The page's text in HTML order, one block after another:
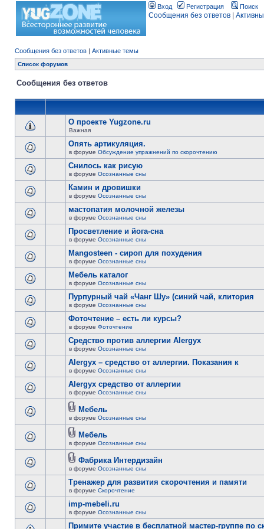
Вход Регистрация Поиск
Сообщения без ответов
Сообщения без ответов | Активные темы
Список форумов
Сообщения без ответов
О проекте Yugzone.ru
Важная
Опять артикуляция.
в форуме Обсуждение упражнений по скорочтению
Снилось как рисую
в форуме Осознанные сны
Камин и дровишки
в форуме Осознанные сны
мастопатия молочной железы
в форуме Осознанные сны
Просветление и йога-сна
в форуме Осознанные сны
Mangosteen - сироп для похудения
в форуме Осознанные сны
Мебель каталог
в форуме Осознанные сны
Пурпурный чай «Чанг Шу» (синий чай, клитория
в форуме Осознанные сны
Фоточтение – есть ли курсы?
в форуме Фоточтение
Cредство против аллергии Alergyx
в форуме Осознанные сны
Alergyx – средство от аллергии. Показания к
в форуме Осознанные сны
Alergyx средство от аллергии
в форуме Осознанные сны
Мебель
в форуме Осознанные сны
Мебель
в форуме Осознанные сны
Фабрика Интердизайн
в форуме Осознанные сны
Тренажер для развития скорочтения и памяти
в форуме Скорочтение
imp-mebeli.ru
в форуме Осознанные сны
Примите участие в бесплатной мастер-группе по